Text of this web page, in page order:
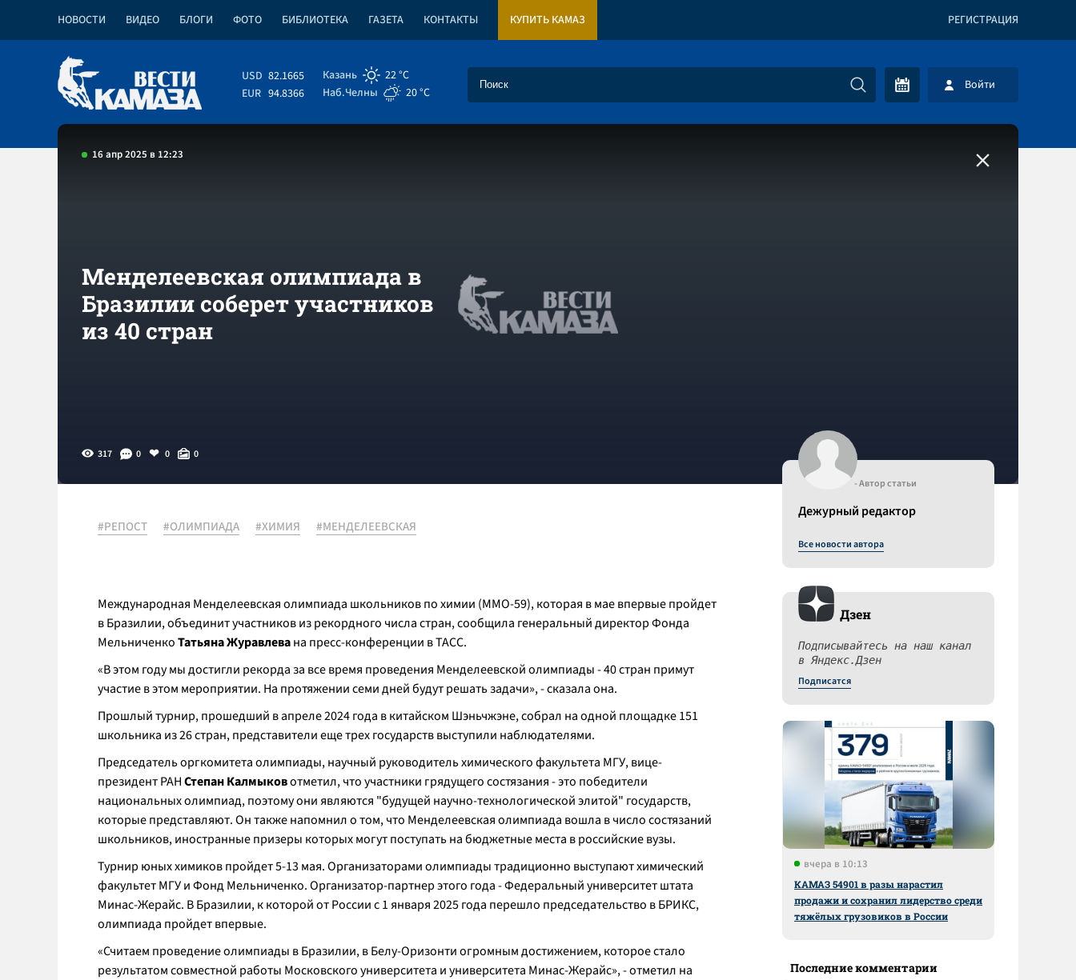
НОВОСТИ ВИДЕО БЛОГИ ФОТО БИБЛИОТЕКА ГАЗЕТА КОНТАКТЫ КУПИТЬ КАМАЗ РЕГИСТРАЦИЯ
USD 82.1665
EUR 94.8366
Казань
22 °C
Наб.Челны
20 °C Войти
16 апр 2025 в 12:23
Менделеевская олимпиада в
Бразилии соберет участников
из 40 стран
317 0 0 0
#РЕПОСТ #ОЛИМПИАДА #ХИМИЯ #МЕНДЕЛЕЕВСКАЯ
Международная Менделеевская олимпиада школьников по химии (ММО-59), которая в мае впервые пройдет
в Бразилии, объединит участников из рекордного числа стран, сообщила генеральный директор Фонда
МельниченкоТатьяна Журавлевана пресс-конференции в ТАСС.
«В этом году мы достигли рекорда за все время проведения Менделеевской олимпиады - 40 стран примут
участие в этом мероприятии. На протяжении семи дней будут решать задачи», - сказала она.
Прошлый турнир, прошедший в апреле 2024 года в китайском Шэньчжэне, собрал на одной площадке 151
школьника из 26 стран, представители еще трех государств выступили наблюдателями.
Председатель оргкомитета олимпиады, научный руководитель химического факультета МГУ, вице-
президент РАНСтепан Калмыковотметил, что участники грядущего состязания - это победители
национальных олимпиад, поэтому они являются "будущей научно-технологической элитой" государств,
которые представляют. Он также напомнил о том, что Менделеевская олимпиада вошла в число состязаний
школьников, иностранные призеры которых могут поступать на бюджетные места в российские вузы.
Турнир юных химиков пройдет 5-13 мая. Организаторами олимпиады традиционно выступают химический
факультет МГУ и Фонд Мельниченко. Организатор-партнер этого года - Федеральный университет штата
Минас-Жерайс. В Бразилии, к которой от России с 1 января 2025 года перешло председательство в БРИКС,
олимпиада пройдет впервые.
«Считаем проведение олимпиады в Бразилии, в Белу-Оризонти огромным достижением, которое стало
результатом совместной работы Московского университета и университета Минас-Жерайс», - отметил на
- Автор статьи
Дежурный редактор
Все новости автора
Дзен
Подписывайтесь на наш канал
в Яндекс.Дзен
Подписатся
вчера в 10:13
КАМАЗ 54901 в разы нарастил
продажи и сохранил лидерство среди
тяжёлых грузовиков в России
Последние комментарии